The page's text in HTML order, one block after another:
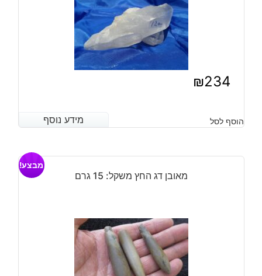
₪234
מידע נוסף הוסף לסל מידע נוסף
מאובן דג החץ משקל: 15 גרם
מבצע!